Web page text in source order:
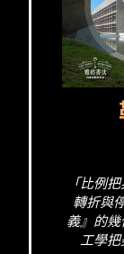
「比例
轉折與
義』的
工學